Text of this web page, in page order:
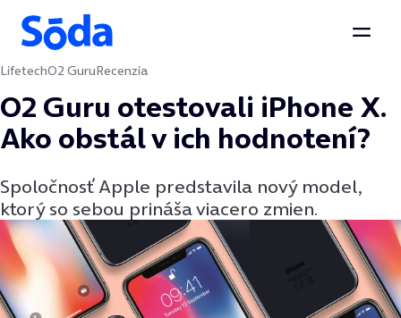
Preskočiť na obsah
LifetechO2 GuruRecenzia
O2 Guru otestovali iPhone X.
Ako obstál v ich hodnotení?
Spoločnosť Apple predstavila nový model,
ktorý so sebou prináša viacero zmien.